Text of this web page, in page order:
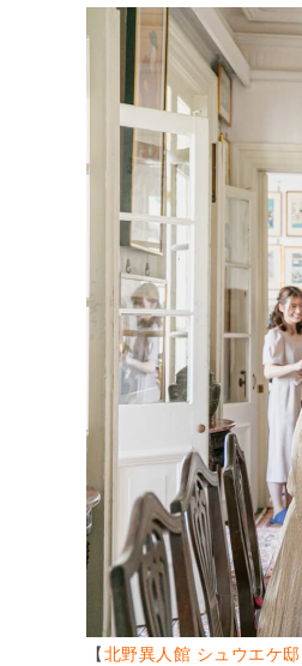
【北野異人館 シュウエケ邸